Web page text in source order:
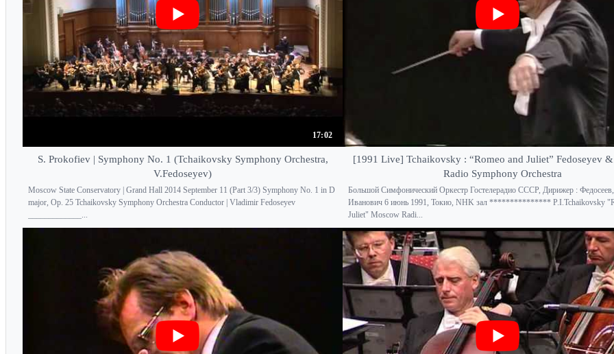
17:02
S. Prokofiev | Symphony No. 1 (Tchaikovsky Symphony Orchestra,
V.Fedoseyev)
Moscow State Conservatory | Grand Hall 2014 September 11 (Part 3/3) Symphony No. 1 in D
major, Op. 25 Tchaikovsky Symphony Orchestra Conductor | Vladimir Fedoseyev
[1991 Live] Tchaikovsky : “Romeo and Juliet” Fedoseyev
Radio Symphony Orchestra
Большой Симфонический Оркестр Гостелерадио СССР, Дирижер :
Иванович 6 июнь 1991, Токио, NHK зал *************** P.I.Tchaikovsky
Juliet" Moscow Radi...